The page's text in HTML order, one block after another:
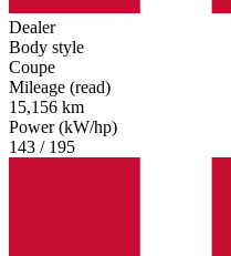
Dealer
Body style
Coupe
Mileage (read)
15,156 km
Power (kW/hp)
143 / 195